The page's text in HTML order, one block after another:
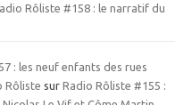
Rôliste #158 : le narratif du
: les neuf enfants des rues
Rôliste surRadio Rôliste #155 :